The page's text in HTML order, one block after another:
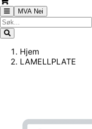
MVA Nei
Hjem
LAMELLPLATE